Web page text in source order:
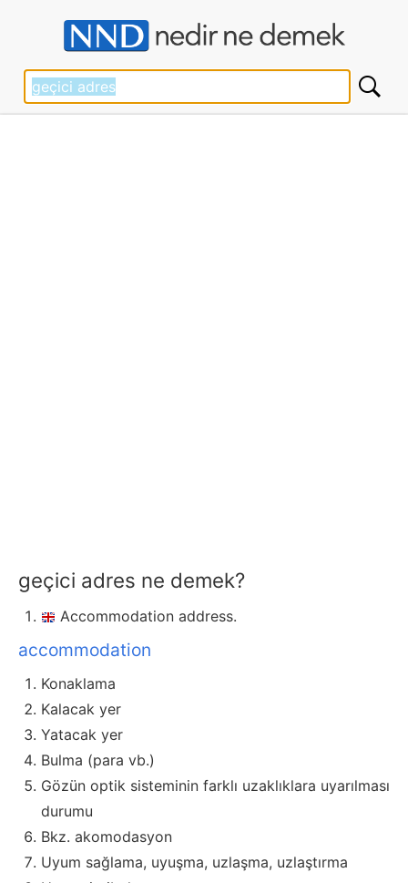
geçici adres ne demek?
Accommodation address.
accommodation
Konaklama
Kalacak yer
Yatacak yer
Bulma (para vb.)
Gözün optik sisteminin farklı uzaklıklara uyarılması
durumu
Bkz. akomodasyon
Uyum sağlama, uyuşma, uzlaşma, uzlaştırma